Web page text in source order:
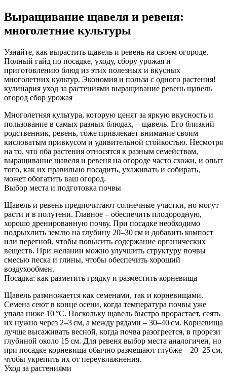
Выращивание щавеля и ревеня:
многолетние культуры
Узнайте, как вырастить щавель и ревень на своем огороде.
Полный гайд по посадке, уходу, сбору урожая и
приготовлению блюд из этих полезных и вкусных
многолетних культур. Экономия и польза с одного растения!
кулинария уход за растениями выращивание ревень щавель
огород сбор урожая
Многолетняя культура, которую ценят за яркую вкусность и
пользование в самых разных блюдах, – щавель. Его близкий
родственник, ревень, тоже привлекает внимание своим
кисловатым привкусом и удивительной стойкостью. Несмотря
на то, что оба растения относятся к разным семействам,
выращивание щавеля и ревеня на огороде часто схожи, и опыт
того, как их правильно посадить, ухаживать и собирать,
может обогатить ваш огород.
Выбор места и подготовка почвы
Щавель и ревень предпочитают солнечные участки, но могут
расти и в полутени. Главное – обеспечить плодородную,
хорошо дренированную почву. При посадке необходимо
подрыхлить землю на глубину 20–30 см и добавить компост
или перегной, чтобы повысить содержание органических
веществ. При желании можно улучшить структуру почвы
смесью песка и глины, чтобы обеспечить хороший
воздухообмен.
Посадка: как разметить грядку и разместить корневища
Щавель размножается как семенами, так и корневищами.
Семена сеют в конце осени, когда температура почвы уже
упала ниже 10 °C. Поскольку щавель быстро прорастает, сеять
их нужно через 2–3 см, а между рядами – 30–40 см. Корневища
лучше высаживать весной, когда почва разогреется, в прорези
глубиной около 15 см. Для ревеня выбор места аналогичен, но
при посадке корневища обычно размещают глубже – 20–25 см,
чтобы укрепить их от переувлажнения.
Уход за растениями